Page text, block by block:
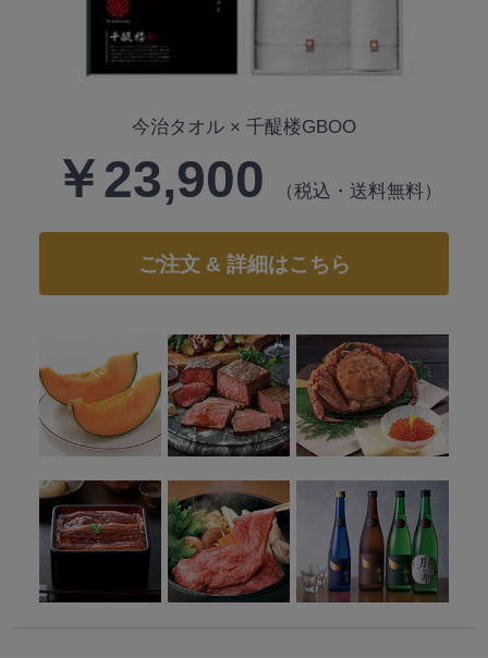
今治タオル × 千醍楼GBOO
￥23,900 （税込・送料無料）
ご注文 & 詳細はこちら